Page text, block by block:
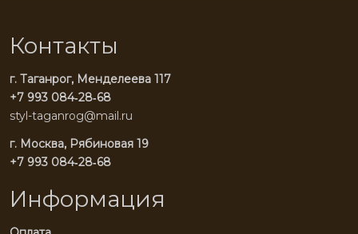
Контакты
г. Таганрог, Менделеева 117
+7 993 084‑28‑68
styl-taganrog@mail.ru
г. Москва, Рябиновая 19
+7 993 084‑28‑68
Информация